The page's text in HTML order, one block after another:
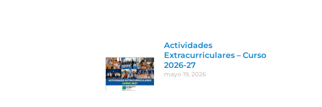
Actividades
Extracurriculares – Curso
2026-27
mayo 19, 2026